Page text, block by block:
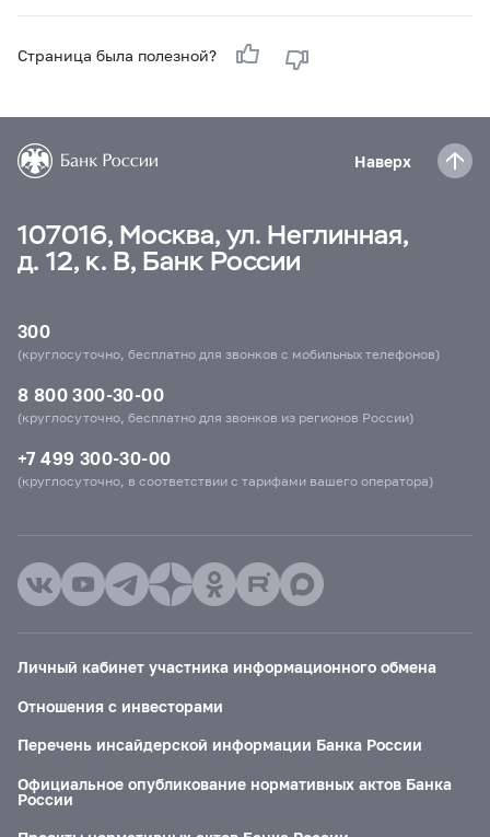
Страница была полезной?
Наверх
107016, Москва, ул. Неглинная,
д. 12, к. В, Банк России
300
(круглосуточно, бесплатно для звонков с мобильных телефонов)
8 800 300-30-00
(круглосуточно, бесплатно для звонков из регионов России)
+7 499 300-30-00
(круглосуточно, в соответствии с тарифами вашего оператора)
Личный кабинет участника информационного обмена
Отношения с инвесторами
Перечень инсайдерской информации Банка России
Официальное опубликование нормативных актов Банка
России